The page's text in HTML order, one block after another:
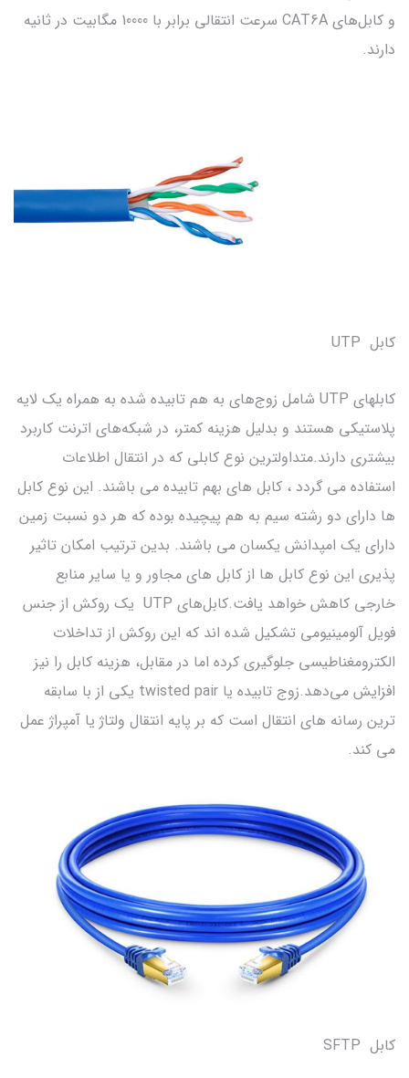
و کابل‌های CAT6A سرعت انتقالی برابر با 10000 مگابیت در ثانیه
دارند.
کابل UTP
کابلهای UTP شامل زوج‌های به هم تابیده شده به همراه یک لایه
پلاستیکی هستند و بدلیل هزینه کمتر، در شبکه‌های اترنت کاربرد
بیشتری دارند.متداولترین نوع کابلی که در انتقال اطلاعات
استفاده می گردد ، کابل های بهم تابیده می باشند. این نوع کابل
ها دارای دو رشته سیم به هم پیچیده بوده که هر دو نسبت زمین
دارای یک امپدانش یکسان می باشند. بدین ترتیب امکان تاثیر
پذیری این نوع کابل ها از کابل های مجاور و یا سایر منابع
خارجی کاهش خواهد یافت.کابل‌های UTP یک روکش از جنس
فویل آلومینیومی تشکیل شده اند که این روکش از تداخلات
الکترومغناطیسی جلوگیری کرده اما در مقابل، هزینه کابل را نیز
افزایش می‌دهد.زوج تابیده یا twisted pair یکی از با سابقه
ترین رسانه های انتقال است که بر پایه انتقال ولتاژ یا آمپراژ عمل
می کند.
کابل SFTP